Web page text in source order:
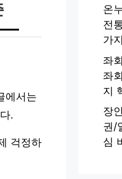
에서는
.
걱정하
온
전
가
좌
좌
지
장
권/
심